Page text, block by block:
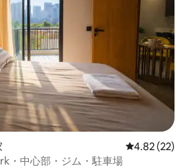
レビュー22
4.82 (22)
・中心部・ジム・駐車場